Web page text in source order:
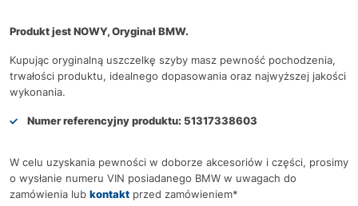
Produkt jest NOWY, Oryginał BMW.
Kupując oryginalną uszczelkę szyby masz pewność pochodzenia,
trwałości produktu, idealnego dopasowania oraz najwyższej jakości
wykonania.
Numer referencyjny produktu: 51317338603
W celu uzyskania pewności w doborze akcesoriów i części, prosimy
o wysłanie numeru VIN posiadanego BMW w uwagach do
zamówienia lub kontakt przed zamówieniem*